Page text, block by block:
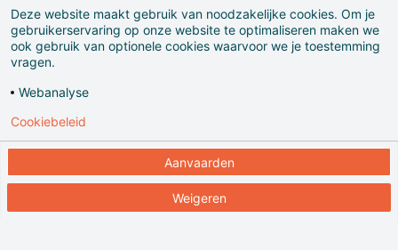
Van de middeleeuwse Sint-Pietersabdij blijft weinig
over: een langgerekte en witgekalkte hoeve uit 1671,
een vijftiende-eeuwse duiventoren en het
Deze website maakt gebruik van noodzakelijke cookies. Om je
gebruikerservaring op onze website te optimaliseren maken we
ook gebruik van optionele cookies waarvoor we je toestemming
vragen.
Webanalyse
Aanvaarden
Weigeren
Cookiebeleid